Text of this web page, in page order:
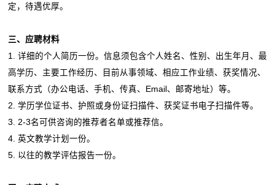
定，待遇优厚。
三、应聘材料
1. 详细的个人简历一份。信息须包含个人姓名、性别、出生年月、最
高学历、主要工作经历、目前从事领域、相应工作业绩、获奖情况、
联系方式（办公电话、手机、传真、Email、邮寄地址）等。
2. 学历学位证书、护照或身份证扫描件、获奖证书电子扫描件等。
3. 2-3名可供咨询的推荐者名单或推荐信。
4. 英文教学计划一份。
5. 以往的教学评估报告一份。